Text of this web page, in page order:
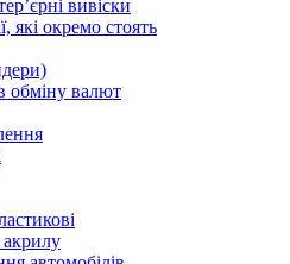
вивіски
які окремо стоять
обміну валют
акрилу